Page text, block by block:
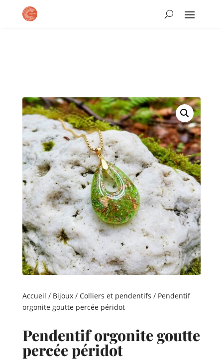
Accueil / Bijoux/ Colliers et pendentifs / Pendentif
orgonite goutte percée péridot
Pendentif orgonite goutte
percée péridot